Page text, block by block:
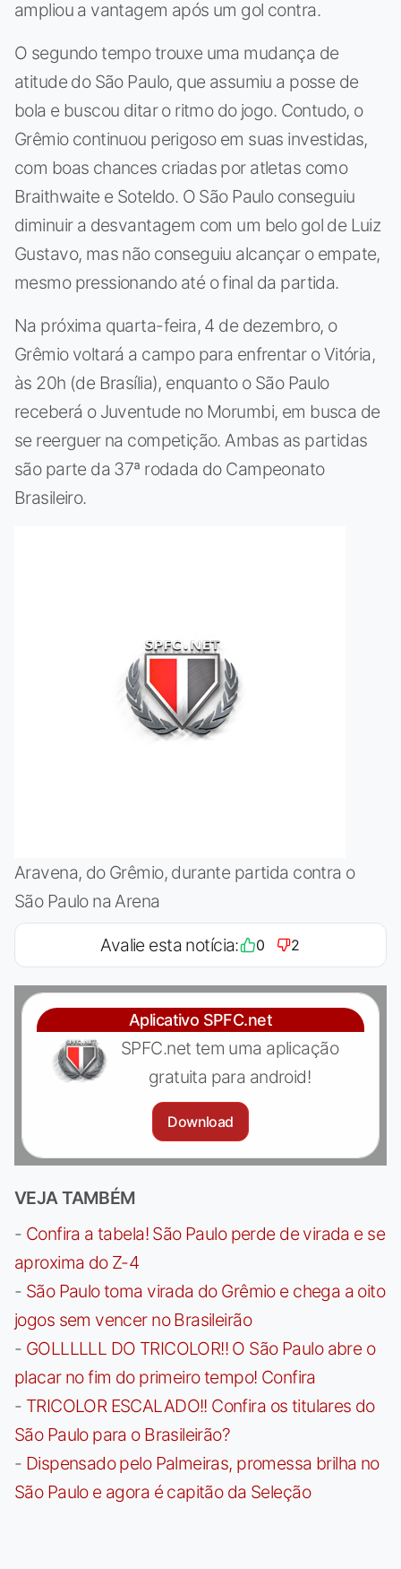
ampliou a vantagem após um gol contra.
O segundo tempo trouxe uma mudança de
atitude do São Paulo, que assumiu a posse de
bola e buscou ditar o ritmo do jogo. Contudo, o
Grêmio continuou perigoso em suas investidas,
com boas chances criadas por atletas como
Braithwaite e Soteldo. O São Paulo conseguiu
diminuir a desvantagem com um belo gol de Luiz
Gustavo, mas não conseguiu alcançar o empate,
mesmo pressionando até o final da partida.
Na próxima quarta-feira, 4 de dezembro, o
Grêmio voltará a campo para enfrentar o Vitória,
às 20h (de Brasília), enquanto o São Paulo
receberá o Juventude no Morumbi, em busca de
se reerguer na competição. Ambas as partidas
são parte da 37ª rodada do Campeonato
Brasileiro.
Aravena, do Grêmio, durante partida contra o
São Paulo na Arena
Avalie esta notícia: 0 2
Aplicativo SPFC.net
SPFC.net tem uma aplicação
gratuita para android!
Download
VEJA TAMBÉM
- Confira a tabela! São Paulo perde de virada e se
aproxima do Z-4
- São Paulo toma virada do Grêmio e chega a oito
jogos sem vencer no Brasileirão
- GOLLLLLL DO TRICOLOR!! O São Paulo abre o
placar no fim do primeiro tempo! Confira
- TRICOLOR ESCALADO!! Confira os titulares do
São Paulo para o Brasileirão?
- Dispensado pelo Palmeiras, promessa brilha no
São Paulo e agora é capitão da Seleção